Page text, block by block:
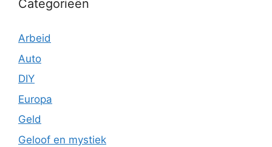
Categorieën
Arbeid
Auto
DIY
Europa
Geld
Geloof en mystiek